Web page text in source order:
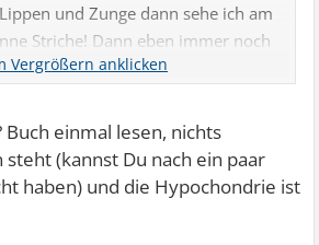
und Zunge dann sehe ich am
Striche! Dann eben immer noch
Ach und noch viel mehr! Kommt
ich soll auf die zwei Termine im
immer der Gedanke im Hintergrund
bis dahin?!? Oh Mann ich weiß
die angststörung zurückgeführt
wissen die das wenn sie mich
einmal lesen, nichts
(kannst Du nach ein paar
haben) und die Hypochondrie ist